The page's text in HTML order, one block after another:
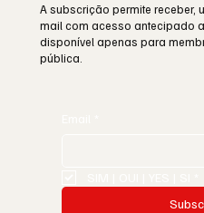
A subscrição permite receber,
mail com acesso antecipado
disponível apenas para
pública.